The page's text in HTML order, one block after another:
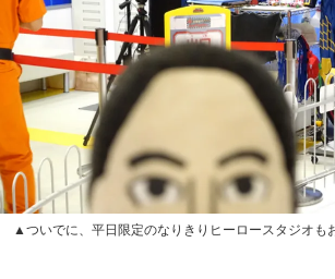
▲ついでに、平日限定のなりきりヒーロースタジオも